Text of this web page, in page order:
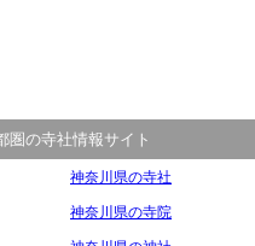
圏の寺社情報サイト
神奈川県の寺社
神奈川県の寺院